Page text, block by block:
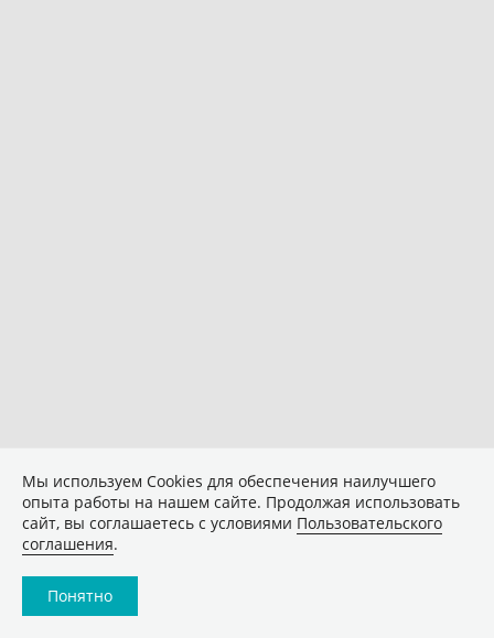
Мы используем Сookies для обеспечения наилучшего
опыта работы на нашем сайте. Продолжая использовать
сайт, вы соглашаетесь с условиями Пользовательского
соглашения.
Понятно